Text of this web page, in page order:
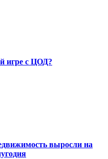
игре с ЦОД?
выросли на